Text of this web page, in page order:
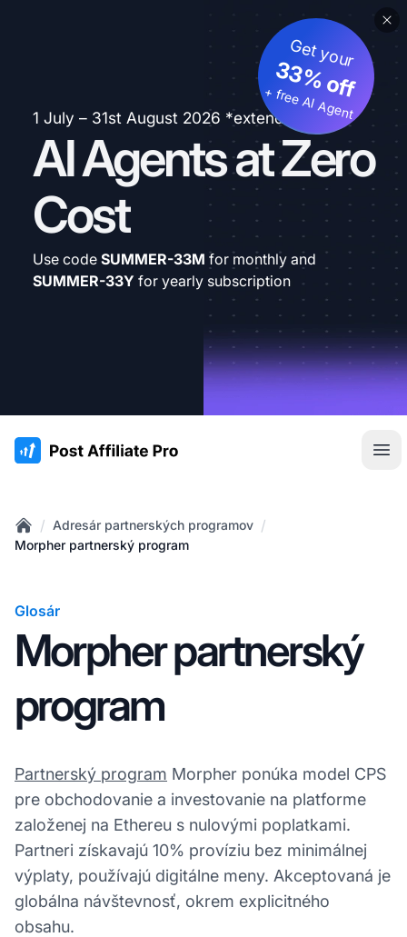
1 July – 31st August 2026 *extended
AI Agents at Zero
Cost
Get your
33% off
+ free AI Agent
Use code SUMMER-33M for monthly and
SUMMER-33Y for yearly subscription
:site.title
Home
/ Adresár partnerských programov /
Morpher partnerský program
Glosár
Morpher partnerský
program
Partnerský program Morpher ponúka model CPS
pre obchodovanie a investovanie na platforme
založenej na Ethereu s nulovými poplatkami.
Partneri získavajú 10% províziu bez minimálnej
výplaty, používajú digitálne meny. Akceptovaná je
globálna návštevnosť, okrem explicitného
obsahu.